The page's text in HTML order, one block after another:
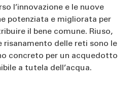
l’innovazione e le nuove
potenziata e migliorata per
il bene comune. Riuso,
risanamento delle reti sono le
concreto per un acquedotto
a tutela dell’acqua.